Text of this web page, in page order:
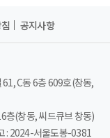
공지사항
C동 6층 609호(창동,
층(창동, 씨드큐브 창동)
: 2024-서울도봉-0381